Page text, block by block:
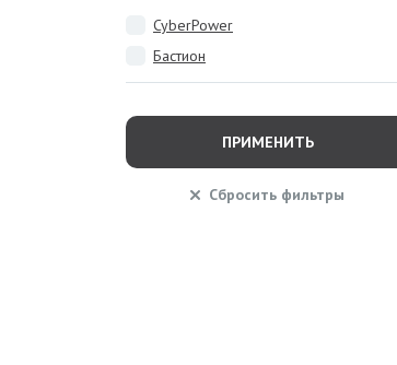
CyberPower
Бастион
ПРИМЕНИТЬ
Сбросить фильтры